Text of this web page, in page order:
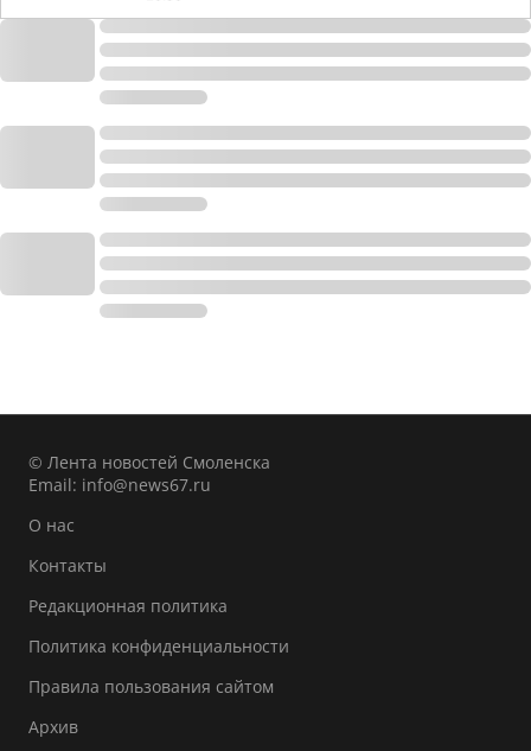
© Лента новостей Смоленска
Email: info@news67.ru
О нас
Контакты
Редакционная политика
Политика конфиденциальности
Правила пользования сайтом
Архив